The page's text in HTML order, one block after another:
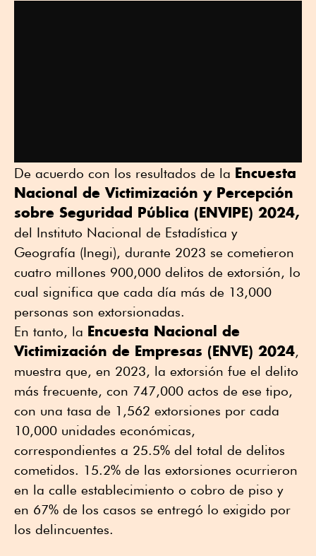
De acuerdo con los resultados de la Encuesta
Nacional de Victimización y Percepción
sobre Seguridad Pública (ENVIPE) 2024,
del Instituto Nacional de Estadística y
Geografía (Inegi), durante 2023 se cometieron
cuatro millones 900,000 delitos de extorsión, lo
cual significa que cada día más de 13,000
personas son extorsionadas.
En tanto, la Encuesta Nacional de
Victimización de Empresas (ENVE) 2024,
muestra que, en 2023, la extorsión fue el delito
más frecuente, con 747,000 actos de ese tipo,
con una tasa de 1,562 extorsiones por cada
10,000 unidades económicas,
correspondientes a 25.5% del total de delitos
cometidos. 15.2% de las extorsiones ocurrieron
en la calle establecimiento o cobro de piso y
en 67% de los casos se entregó lo exigido por
los delincuentes.